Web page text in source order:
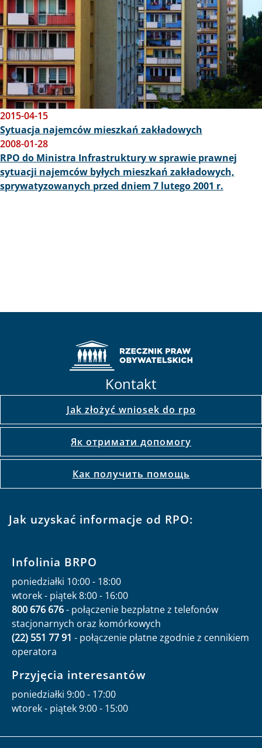
2015-04-15
Sytuacja najemców mieszkań zakładowych
2008-01-28
RPO do Ministra Infrastruktury w sprawie prawnej
sytuacji najemców byłych mieszkań zakładowych,
sprywatyzowanych przed dniem 7 lutego 2001 r.
Kontakt
Jak złożyć wniosek do rpo
Як отримати допомогу
Как получить помощь
Jak uzyskać informacje od RPO:
Infolinia BRPO
poniedziałki 10:00 - 18:00
wtorek - piątek 8:00 - 16:00
800 676 676- połączenie bezpłatne z telefonów
stacjonarnych oraz komórkowych
(22) 551 77 91 - połączenie płatne zgodnie z cennikiem
operatora
Przyjęcia interesantów
poniedziałki 9:00 - 17:00
wtorek - piątek 9:00 - 15:00